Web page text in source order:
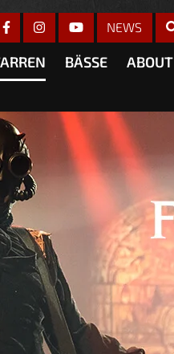
anzeigen
BÄSSE ABOUT
NEWS